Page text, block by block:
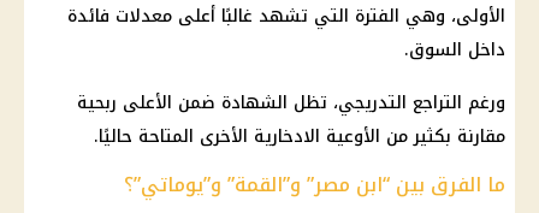
الأولى، وهي الفترة التي تشهد غالبًا أعلى معدلات فائدة
داخل السوق.
ورغم التراجع التدريجي، تظل الشهادة ضمن الأعلى ربحية
مقارنة بكثير من الأوعية الادخارية الأخرى المتاحة حاليًا.
ما الفرق بين “ابن مصر” و”القمة” و”يوماتي”؟